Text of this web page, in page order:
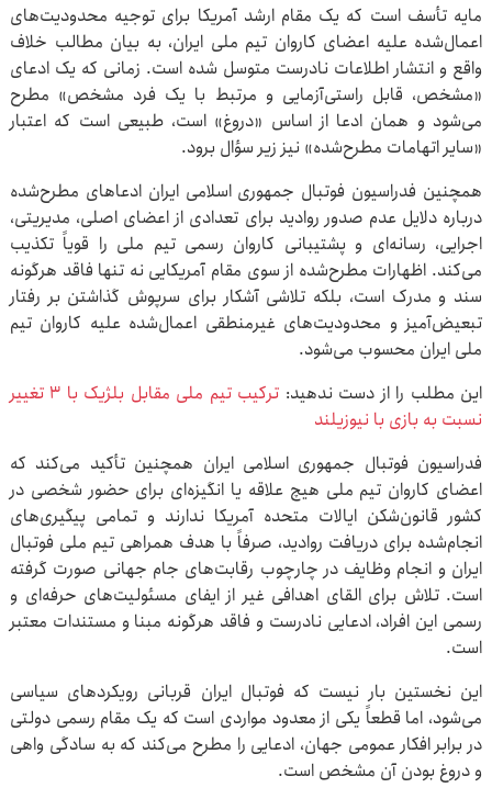
مایه تأسف است که یک مقام ارشد آمریکا برای توجیه محدودیت‌های
اعمال‌شده علیه اعضای کاروان تیم ملی ایران، به بیان مطالب خلاف
واقع و انتشار اطلاعات نادرست متوسل شده است. زمانی که یک ادعای
«مشخص، قابل راستی‌آزمایی و مرتبط با یک فرد مشخص» مطرح
می‌شود و همان ادعا از اساس «دروغ» است، طبیعی است که اعتبار
«سایر اتهامات مطرح‌شده» نیز زیر سؤال برود.
همچنین فدراسیون فوتبال جمهوری اسلامی ایران ادعاهای مطرح‌شده
درباره دلایل عدم صدور روادید برای تعدادی از اعضای اصلی، مدیریتی،
اجرایی، رسانه‌ای و پشتیبانی کاروان رسمی تیم ملی را قویاً تکذیب
می‌کند. اظهارات مطرح‌شده از سوی مقام آمریکایی نه تنها فاقد هرگونه
سند و مدرک است، بلکه تلاشی آشکار برای سرپوش گذاشتن بر رفتار
تبعیض‌آمیز و محدودیت‌های غیرمنطقی اعمال‌شده علیه کاروان تیم
ملی ایران محسوب می‌شود.
این مطلب را از دست ندهید:
ترکیب تیم ملی مقابل بلژیک با ۳ تغییر
نسبت به بازی با نیوزیلند
فدراسیون فوتبال جمهوری اسلامی ایران همچنین تأکید می‌کند که
اعضای کاروان تیم ملی هیچ علاقه یا انگیزه‌ای برای حضور شخصی در
کشور قانون‌شکن ایالات متحده آمریکا ندارند و تمامی پیگیری‌های
انجام‌شده برای دریافت روادید، صرفاً با هدف همراهی تیم ملی فوتبال
ایران و انجام وظایف در چارچوب رقابت‌های جام جهانی صورت گرفته
است. تلاش برای القای اهدافی غیر از ایفای مسئولیت‌های حرفه‌ای و
رسمی این افراد، ادعایی نادرست و فاقد هرگونه مبنا و مستندات معتبر
است.
این نخستین بار نیست که فوتبال ایران قربانی رویکردهای سیاسی
می‌شود، اما قطعاً یکی از معدود مواردی است که یک مقام رسمی دولتی
در برابر افکار عمومی جهان، ادعایی را مطرح می‌کند که به سادگی واهی
و دروغ بودن آن مشخص است.